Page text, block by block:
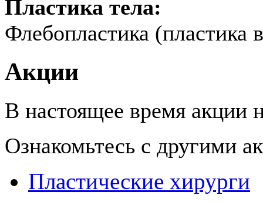
Пластика тела:
Флебопластика (пластика
Акции
В настоящее время акции
Ознакомьтесь с другими
Пластические хирурги